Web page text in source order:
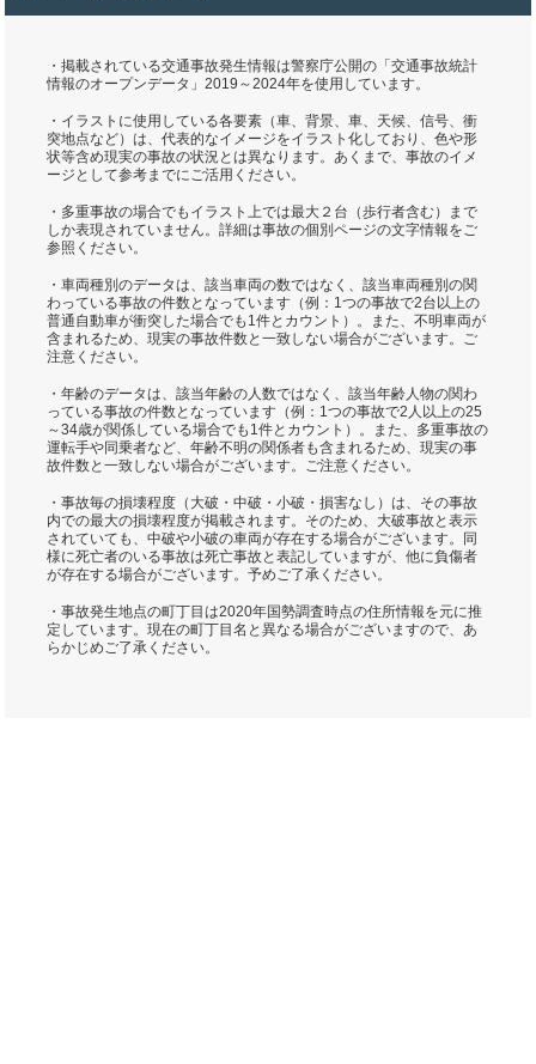
・掲載されている交通事故発生情報は警察庁公開の「交通事故統計
情報のオープンデータ」2019～2024年を使用しています。
・イラストに使用している各要素（車、背景、車、天候、信号、衝
突地点など）は、代表的なイメージをイラスト化しており、色や形
状等含め現実の事故の状況とは異なります。あくまで、事故のイメ
ージとして参考までにご活用ください。
・多重事故の場合でもイラスト上では最大２台（歩行者含む）まで
しか表現されていません。詳細は事故の個別ページの文字情報をご
参照ください。
・車両種別のデータは、該当車両の数ではなく、該当車両種別の関
わっている事故の件数となっています（例：1つの事故で2台以上の
普通自動車が衝突した場合でも1件とカウント）。また、不明車両が
含まれるため、現実の事故件数と一致しない場合がございます。ご
注意ください。
・年齢のデータは、該当年齢の人数ではなく、該当年齢人物の関わ
っている事故の件数となっています（例：1つの事故で2人以上の25
～34歳が関係している場合でも1件とカウント）。また、多重事故の
運転手や同乗者など、年齢不明の関係者も含まれるため、現実の事
故件数と一致しない場合がございます。ご注意ください。
・事故毎の損壊程度（大破・中破・小破・損害なし）は、その事故
内での最大の損壊程度が掲載されます。そのため、大破事故と表示
されていても、中破や小破の車両が存在する場合がございます。同
様に死亡者のいる事故は死亡事故と表記していますが、他に負傷者
が存在する場合がございます。予めご了承ください。
・事故発生地点の町丁目は2020年国勢調査時点の住所情報を元に推
定しています。現在の町丁目名と異なる場合がございますので、あ
らかじめご了承ください。